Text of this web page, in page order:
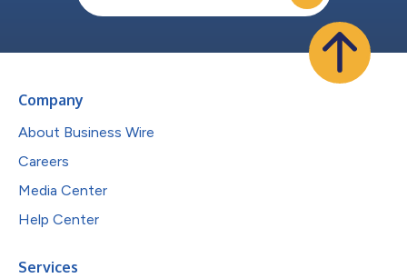
Company
About Business Wire
Careers
Media Center
Help Center
Services